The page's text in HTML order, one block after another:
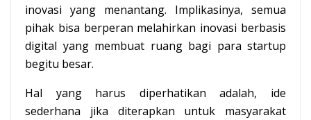
inovasi yang menantang. Implikasinya, semua
pihak bisa berperan melahirkan inovasi berbasis
digital yang membuat ruang bagi para startup
begitu besar.
Hal yang harus diperhatikan adalah, ide
sederhana jika diterapkan untuk masyarakat